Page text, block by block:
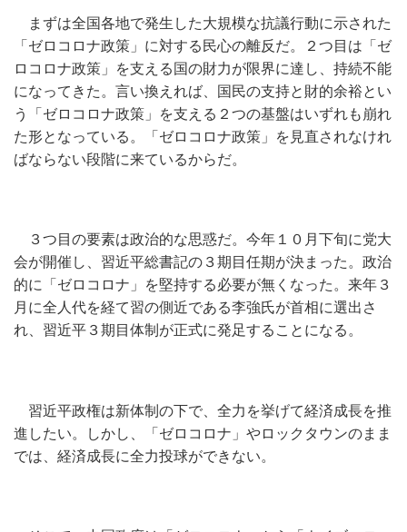
まずは全国各地で発生した大規模な抗議行動に示された
「ゼロコロナ政策」に対する民心の離反だ。２つ目は「ゼ
ロコロナ政策」を支える国の財力が限界に達し、持続不能
になってきた。言い換えれば、国民の支持と財的余裕とい
う「ゼロコロナ政策」を支える２つの基盤はいずれも崩れ
た形となっている。「ゼロコロナ政策」を見直されなけれ
ばならない段階に来ているからだ。
３つ目の要素は政治的な思惑だ。今年１０月下旬に党大
会が開催し、習近平総書記の３期目任期が決まった。政治
的に「ゼロコロナ」を堅持する必要が無くなった。来年３
月に全人代を経て習の側近である李強氏が首相に選出さ
れ、習近平３期目体制が正式に発足することになる。
習近平政権は新体制の下で、全力を挙げて経済成長を推
進したい。しかし、「ゼロコロナ」やロックタウンのまま
では、経済成長に全力投球ができない。